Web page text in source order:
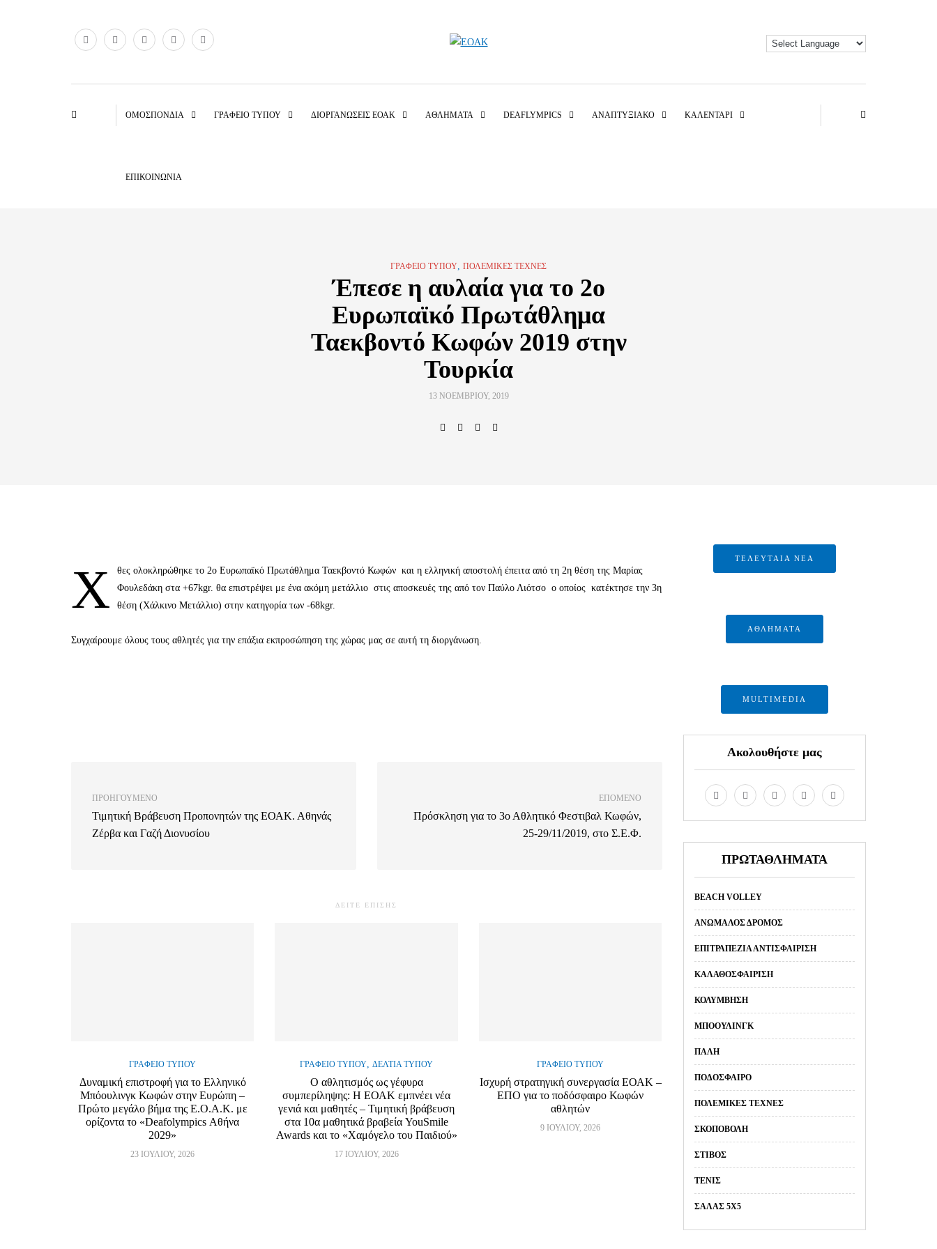
ΟΜΟΣΠΟΝΔΊΑ ΓΡΑΦΕΊΟ ΤΎΠΟΥ ΔΙΟΡΓΑΝΏΣΕΙΣ ΕΟΑΚ ΑΘΛΉΜΑΤΑ DEAFLYMPICS ΑΝΑΠΤΥΞΙΑΚΌ ΚΑΛΕΝΤΆΡΙ
ΕΠΙΚΟΙΝΩΝΊΑ
ΓΡΑΦΕΊΟ ΤΎΠΟΥ, ΠΟΛΕΜΙΚΈΣ ΤΈΧΝΕΣ
Έπεσε η αυλαία για το 2ο
Ευρωπαϊκό Πρωτάθλημα
Ταεκβοντό Κωφών 2019 στην
Τουρκία
13 ΝΟΕΜΒΡΊΟΥ, 2019
Χ
θες ολοκληρώθηκε το 2ο Ευρωπαϊκό Πρωτάθλημα Ταεκβοντό Κωφών και η ελληνική αποστολή έπειτα από τη 2η θέση της Μαρίας
Φουλεδάκη στα +67kgr. θα επιστρέψει με ένα ακόμη μετάλλιο στις αποσκευές της από τον Παύλο Λιότσο ο οποίος κατέκτησε την 3η
θέση (Χάλκινο Μετάλλιο) στην κατηγορία των -68kgr.
Συγχαίρουμε όλους τους αθλητές για την επάξια εκπροσώπηση της χώρας μας σε αυτή τη διοργάνωση.
ΠΡΟΗΓΟΎΜΕΝΟ
Τιμητική Βράβευση Προπονητών της ΕΟΑΚ. Αθηνάς
Ζέρβα και Γαζή Διονυσίου
ΕΠΌΜΕΝΟ
Πρόσκληση για το 3ο Αθλητικό Φεστιβαλ Κωφών,
25-29/11/2019, στο Σ.Ε.Φ.
ΔΕΙΤΕ ΕΠΙΣΗΣ
ΓΡΑΦΕΊΟ ΤΎΠΟΥ
Δυναμική επιστροφή για το Ελληνικό
Μπόουλινγκ Κωφών στην Ευρώπη –
Πρώτο μεγάλο βήμα της Ε.Ο.Α.Κ. με
ορίζοντα το «Deafolympics Αθήνα
2029»
23 ΙΟΥΛΊΟΥ, 2026
ΓΡΑΦΕΊΟ ΤΎΠΟΥ,ΔΕΛΤΊΑ ΤΎΠΟΥ
Ο αθλητισμός ως γέφυρα
συμπερίληψης: Η ΕΟΑΚ εμπνέει νέα
γενιά και μαθητές – Τιμητική βράβευση
στα 10α μαθητικά βραβεία YouSmile
Awards και το «Χαμόγελο του Παιδιού»
17 ΙΟΥΛΊΟΥ, 2026
ΓΡΑΦΕΊΟ ΤΎΠΟΥ
Ισχυρή στρατηγική συνεργασία ΕΟΑΚ –
ΕΠΟ για το ποδόσφαιρο Κωφών
αθλητών
9 ΙΟΥΛΊΟΥ, 2026
ΤΕΛΕΥΤΑΙΑ ΝΕΑ
ΑΘΛΗΜΑΤΑ
MULTIMEDIA
Ακολουθήστε μας
ΠΡΩΤΑΘΛΗΜΑΤΑ
BEACH VOLLEY
ΑΝΏΜΑΛΟΣ ΔΡΌΜΟΣ
ΕΠΙΤΡΑΠΈΖΙΑ ΑΝΤΙΣΦΑΊΡΙΣΗ
ΚΑΛΑΘΟΣΦΑΊΡΙΣΗ
ΚΟΛΎΜΒΗΣΗ
ΜΠΌΟΥΛΙΝΓΚ
ΠΆΛΗ
ΠΟΔΌΣΦΑΙΡΟ
ΠΟΛΕΜΙΚΈΣ ΤΈΧΝΕΣ
ΣΚΟΠΟΒΟΛΉ
ΣΤΊΒΟΣ
ΤΈΝΙΣ
ΣΑΛΑΣ 5Χ5